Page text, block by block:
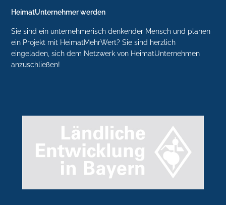
HeimatUnternehmer werden
Sie sind ein unternehmerisch denkender Mensch und planen
ein Projekt mit HeimatMehrWert? Sie sind herzlich
eingeladen, sich dem Netzwerk von HeimatUnternehmen
anzuschließen!